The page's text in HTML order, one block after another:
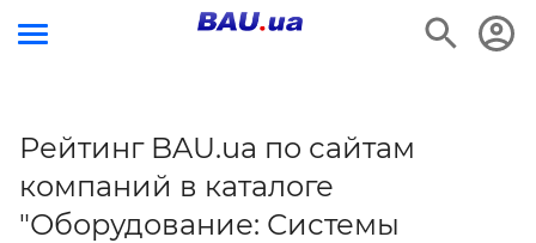
Рейтинг BAU.ua по сайтам
компаний в каталоге
"Оборудование: Системы